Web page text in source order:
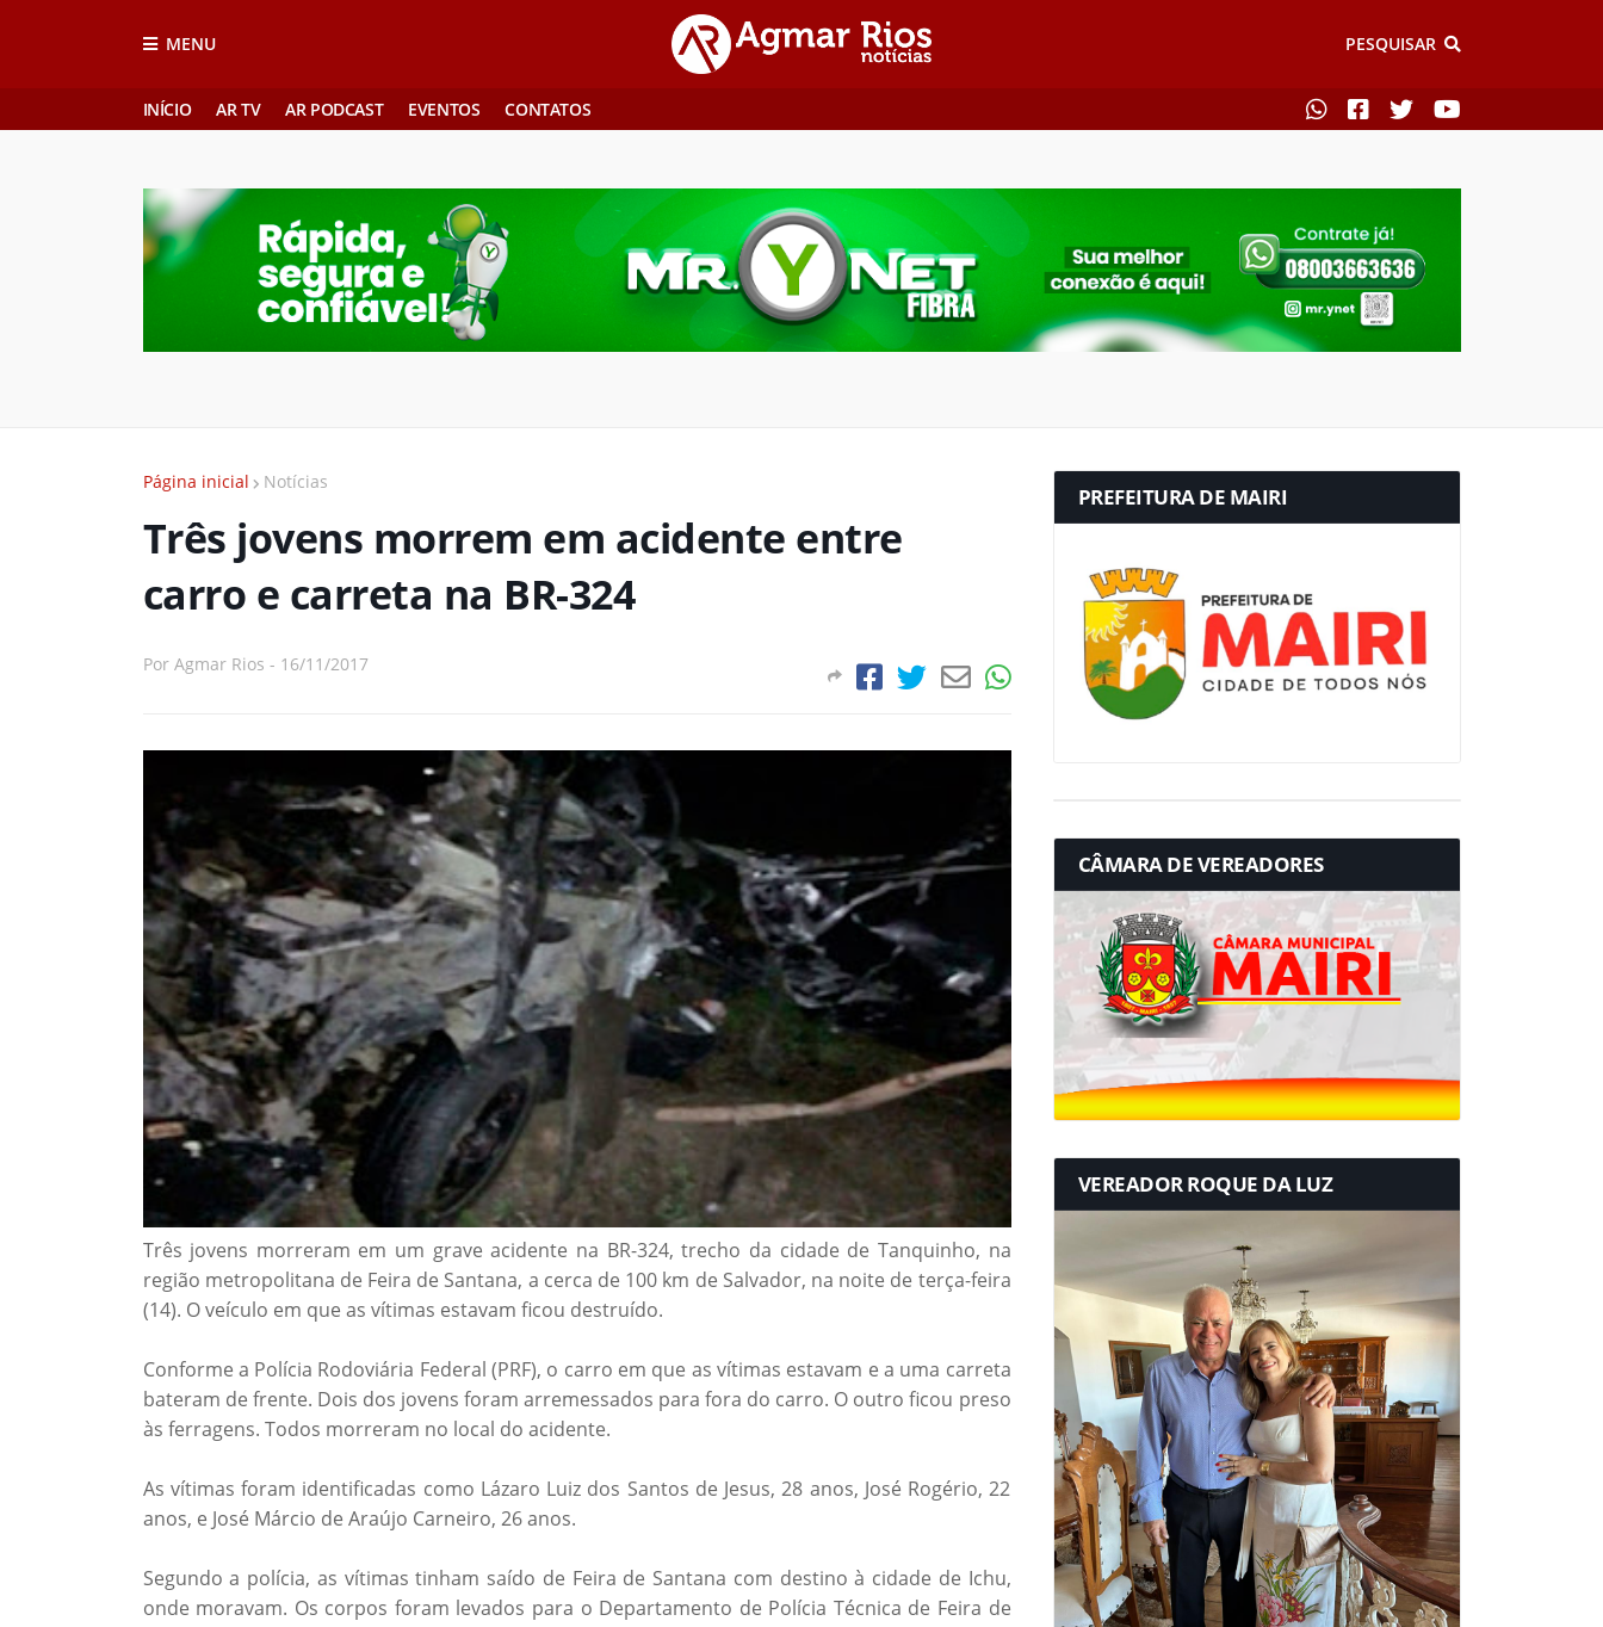
MENU PESQUISAR
INÍCIO AR TV AR PODCAST EVENTOS CONTATOS
Página inicial Notícias
Três jovens morrem em acidente entre
carro e carreta na BR-324
Por Agmar Rios - 16/11/2017
Três jovens morreram em um grave acidente na BR-324, trecho da cidade de Tanquinho, na
região metropolitana de Feira de Santana, a cerca de 100 km de Salvador, na noite de terça-feira
(14). O veículo em que as vítimas estavam ficou destruído.
Conforme a Polícia Rodoviária Federal (PRF), o carro em que as vítimas estavam e a uma carreta
bateram de frente. Dois dos jovens foram arremessados para fora do carro. O outro ficou preso
às ferragens. Todos morreram no local do acidente.
As vítimas foram identificadas como Lázaro Luiz dos Santos de Jesus, 28 anos, José Rogério, 22
anos, e José Márcio de Araújo Carneiro, 26 anos.
Segundo a polícia, as vítimas tinham saído de Feira de Santana com destino à cidade de Ichu,
onde moravam. Os corpos foram levados para o Departamento de Polícia Técnica de Feira de
PREFEITURA DE MAIRI
CÂMARA DE VEREADORES
VEREADOR ROQUE DA LUZ